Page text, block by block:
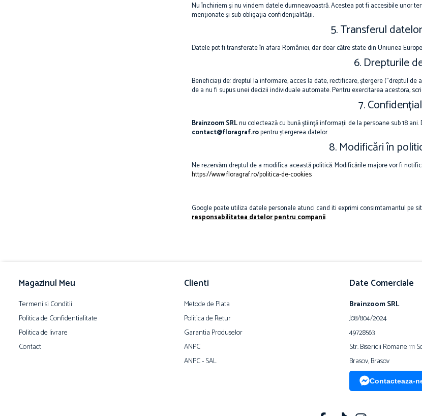
Nu închiriem și nu vindem datele dumneavoastră. Acestea pot fi accesibile unor
menționate și sub obligația confidențialității.
5. Transferul
Datele pot fi transferate în afara României, dar doar către state din Uniunea
6. Drepturile
Beneficiați de: dreptul la informare, acces la date, rectificare, ștergere ("dreptul
de a nu fi supus unei decizii individuale automate. Pentru exercitarea acestora,
7.
Brainzoom SRLnu colectează cu bună știință informații de la persoane sub 18
contact@floragraf.ropentru ștergerea datelor.
8. Modificări în
Ne rezervăm dreptul de a modifica această politică. Modificările majore vor fi
https://www.floragraf.ro/politica-de-cookies
Google poate utiliza datele personale atunci cand iti exprimi consimtamantul pe
responsabilitatea datelor pentru companii.
Magazinul Meu
Termeni si Conditii
Politica de Confidentialitate
Politica de livrare
Contact
Clienti
Metode de Plata
Politica de Retur
Garantia Produselor
ANPC
ANPC - SAL
Date Comerciale
Brainzoom SRL
J08/804/2024
49728563
Str. Bisericii Romane 111
Brasov, Brasov
Contacteaza-